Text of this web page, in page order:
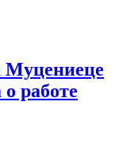
Муцениеце
работе